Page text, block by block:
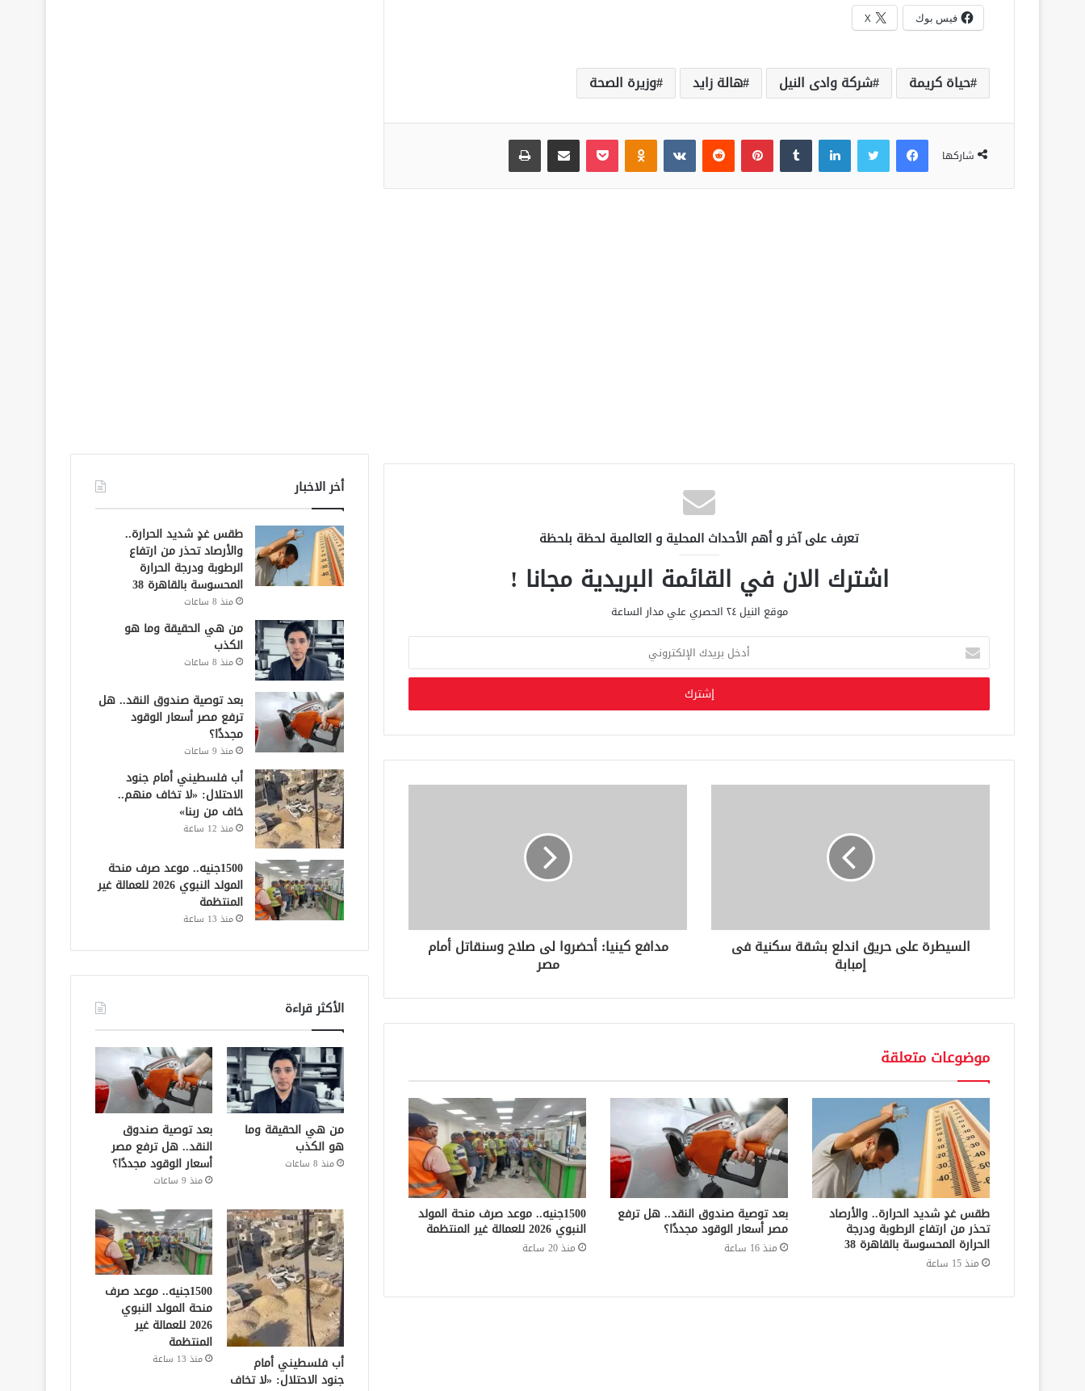
فيس بوك X
حياة كريمة شركة وادى النيل هالة زايد وزيرة الصحة
شاركها
فيسبوك لينكدإن بينتيريست بوكيت
تعرف على آخر و أهم الأحداث المحلية و العالمية لحظة بلحظة
اشترك الان في القائمة البريدية مجانا !
موقع النيل ٢٤ الحصري علي مدار الساعة
خ
ب
د
ك
ن
السيطرة على حريق اندلع بشقة سكنية فى
إمبابة
مدافع كينيا: أحضروا لى صلاح وسنقاتل أمام
مصر
موضوعات متعلقة
طقس غدٍ شديد الحرارة.. والأرصاد
تحذر من ارتفاع الرطوبة ودرجة
الحرارة المحسوسة بالقاهرة 38
منذ 15 ساعة
بعد توصية صندوق النقد.. هل ترفع
مصر أسعار الوقود مجددًا؟
منذ 16 ساعة
1500جنيه.. موعد صرف منحة المولد
النبوي 2026 للعمالة غير المنتظمة
منذ 20 ساعة
أخر الاخبار
طقس غدٍ شديد الحرارة..
والأرصاد تحذر من ارتفاع
الرطوبة ودرجة الحرارة
المحسوسة بالقاهرة 38
منذ 8 ساعات
من هي الحقيقة وما هو
الكذب
منذ 8 ساعات
بعد توصية صندوق النقد.. هل
ترفع مصر أسعار الوقود
مجددًا؟
منذ 9 ساعات
أب فلسطيني أمام جنود
الاحتلال: «لا تخاف منهم..
خاف من ربنا»
منذ 12 ساعة
1500جنيه.. موعد صرف منحة
المولد النبوي 2026 للعمالة غير
المنتظمة
منذ 13 ساعة
الأكثر قراءة
من هي الحقيقة وما
هو الكذب
منذ 8 ساعات
بعد توصية صندوق
النقد.. هل ترفع مصر
أسعار الوقود مجددًا؟
منذ 9 ساعات
أب فلسطيني أمام
جنود الاحتلال: «لا تخاف
1500جنيه.. موعد صرف
منحة المولد النبوي
2026 للعمالة غير
المنتظمة
منذ 13 ساعة